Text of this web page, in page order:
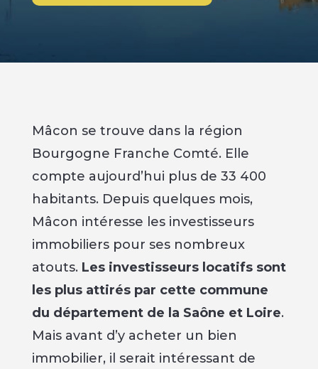
Mâcon se trouve dans la région
Bourgogne Franche Comté. Elle
compte aujourd’hui plus de 33 400
habitants. Depuis quelques mois,
Mâcon intéresse les investisseurs
immobiliers pour ses nombreux
atouts. Les investisseurs locatifs sont
les plus attirés par cette commune
du département de la Saône et Loire.
Mais avant d’y acheter un bien
immobilier, il serait intéressant de